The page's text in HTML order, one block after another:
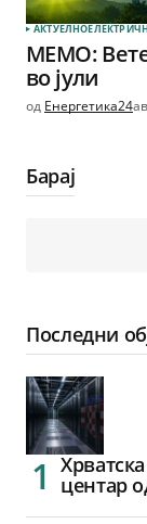
АКТУЕЛНО
МЕМО:
во јули
од Енергетика24
Барај
Последни
центар